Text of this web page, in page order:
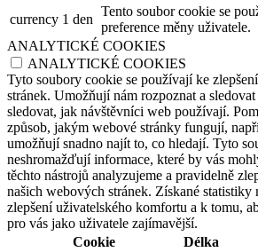
currency 1 den
Tento soubor cookie se
preference měny uživatele.
ANALYTICKÉ COOKIES
ANALYTICKÉ COOKIES
Tyto soubory cookie se používají ke
stránek. Umožňují nám rozpoznat a
sledovat, jak návštěvníci web používají.
způsob, jakým webové stránky fungují,
umožňují snadno najít to, co hledají. Tyto
neshromažďují informace, které by vás
těchto nástrojů analyzujeme a pravidelně
našich webových stránek. Získané statistiky
zlepšení uživatelského komfortu a k tomu,
pro vás jako uživatele zajímavější.
Cookie
Délka